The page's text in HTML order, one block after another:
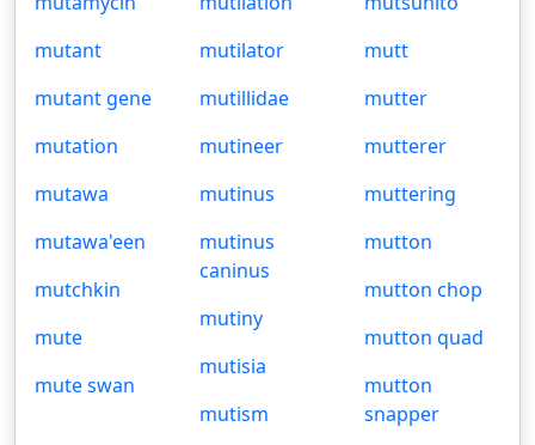
mutant
mutant gene
mutation
mutawa
mutawa'een
mutchkin
mute
mute swan
mutilator
mutillidae
mutineer
mutinus
mutinus
caninus
mutiny
mutisia
mutism
mutt
mutter
mutterer
muttering
mutton
mutton chop
mutton quad
mutton
snapper